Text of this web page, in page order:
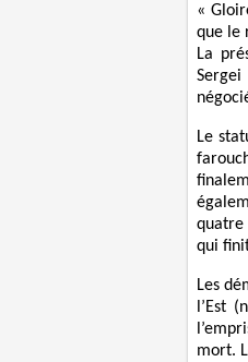
«
que le
La
Sergei
Le
quatre
qui
Les
l’Est
mort.